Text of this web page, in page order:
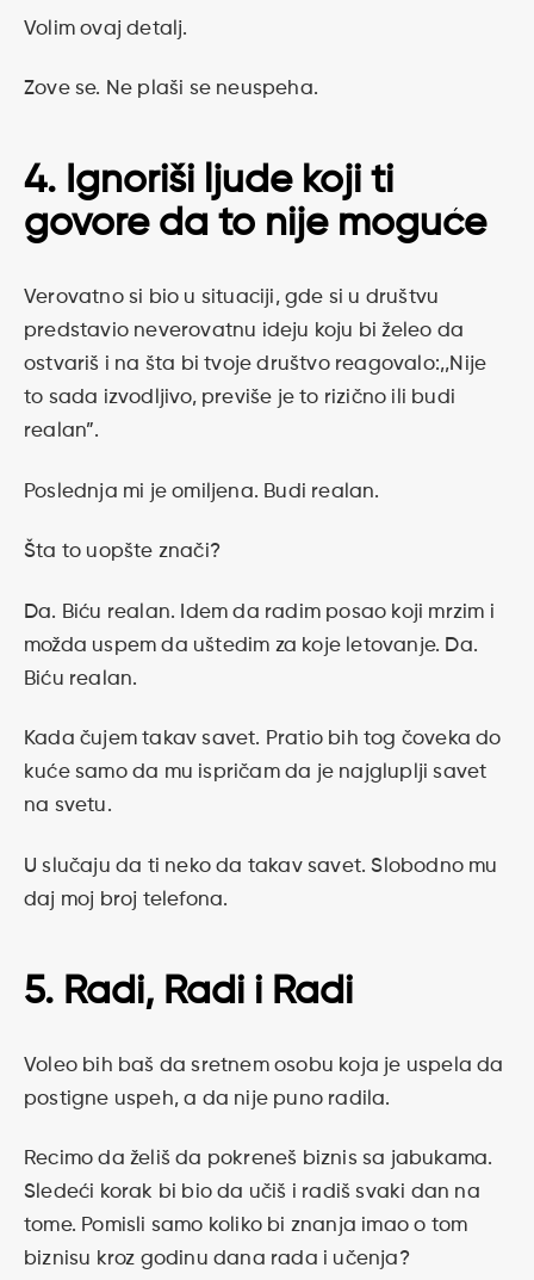
Volim ovaj detalj.
Zove se. Ne plaši se neuspeha.
4. Ignoriši ljude koji ti
govore da to nije moguće
Verovatno si bio u situaciji, gde si u društvu
predstavio neverovatnu ideju koju bi želeo da
ostvariš i na šta bi tvoje društvo reagovalo:,,Nije
to sada izvodljivo, previše je to rizično ili budi
realan”.
Poslednja mi je omiljena. Budi realan.
Šta to uopšte znači?
Da. Biću realan. Idem da radim posao koji mrzim i
možda uspem da uštedim za koje letovanje. Da.
Biću realan.
Kada čujem takav savet. Pratio bih tog čoveka do
kuće samo da mu ispričam da je najgluplji savet
na svetu.
U slučaju da ti neko da takav savet. Slobodno mu
daj moj broj telefona.
5. Radi, Radi i Radi
Voleo bih baš da sretnem osobu koja je uspela da
postigne uspeh, a da nije puno radila.
Recimo da želiš da pokreneš biznis sa jabukama.
Sledeći korak bi bio da učiš i radiš svaki dan na
tome. Pomisli samo koliko bi znanja imao o tom
biznisu kroz godinu dana rada i učenja?